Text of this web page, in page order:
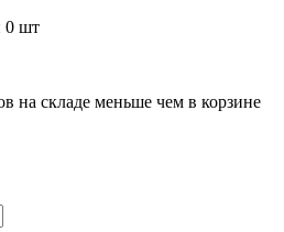
0 шт
на складе меньше чем в корзине